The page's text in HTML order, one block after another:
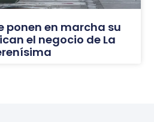
ponen en marcha su
el negocio de La